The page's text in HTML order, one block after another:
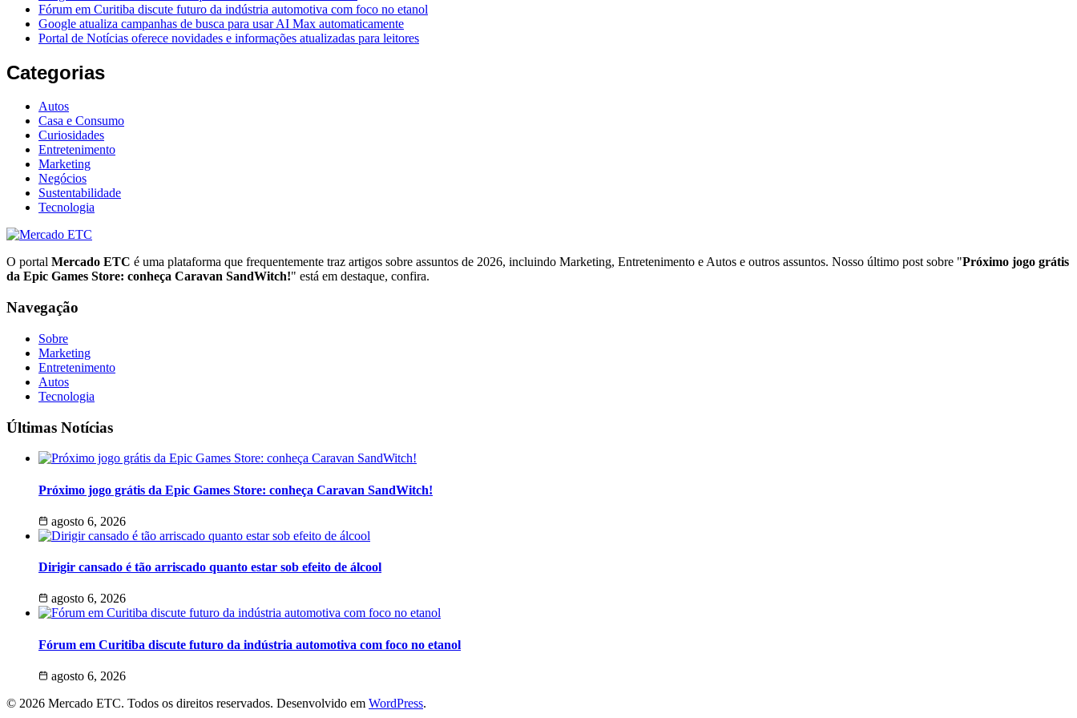
Fórum em Curitiba discute futuro da indústria automotiva com foco no etanol
Google atualiza campanhas de busca para usar AI Max automaticamente
Portal de Notícias oferece novidades e informações atualizadas para leitores
Categorias
Autos
Casa e Consumo
Curiosidades
Entretenimento
Marketing
Negócios
Sustentabilidade
Tecnologia
O portal Mercado ETC é uma plataforma que frequentemente traz artigos sobre assuntos de 2026, incluindo Marketing, Entretenimento e Autos e outros assuntos. Nosso último post sobre "Próximo jogo grátis
da Epic Games Store: conheça Caravan SandWitch!" está em destaque, confira.
Navegação
Sobre
Marketing
Entretenimento
Autos
Tecnologia
Últimas Notícias
Próximo jogo grátis da Epic Games Store: conheça Caravan SandWitch!
agosto 6, 2026
Dirigir cansado é tão arriscado quanto estar sob efeito de álcool
agosto 6, 2026
Fórum em Curitiba discute futuro da indústria automotiva com foco no etanol
agosto 6, 2026
© 2026 Mercado ETC. Todos os direitos reservados. Desenvolvido em WordPress.